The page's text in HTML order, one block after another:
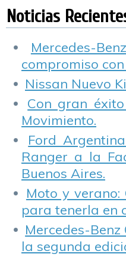
Ergonomía
del país.
Noticias
Mercedes-
compromiso
Nissan Nuevo
Con gran
Movimiento.
Ford
Ranger a la
Buenos Aires.
Moto y verano:
para tenerla en
Mercedes-
la segunda